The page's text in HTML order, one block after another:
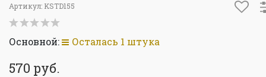
Артикул: KSTD155
Основной: Осталась 1 штука
570 руб.